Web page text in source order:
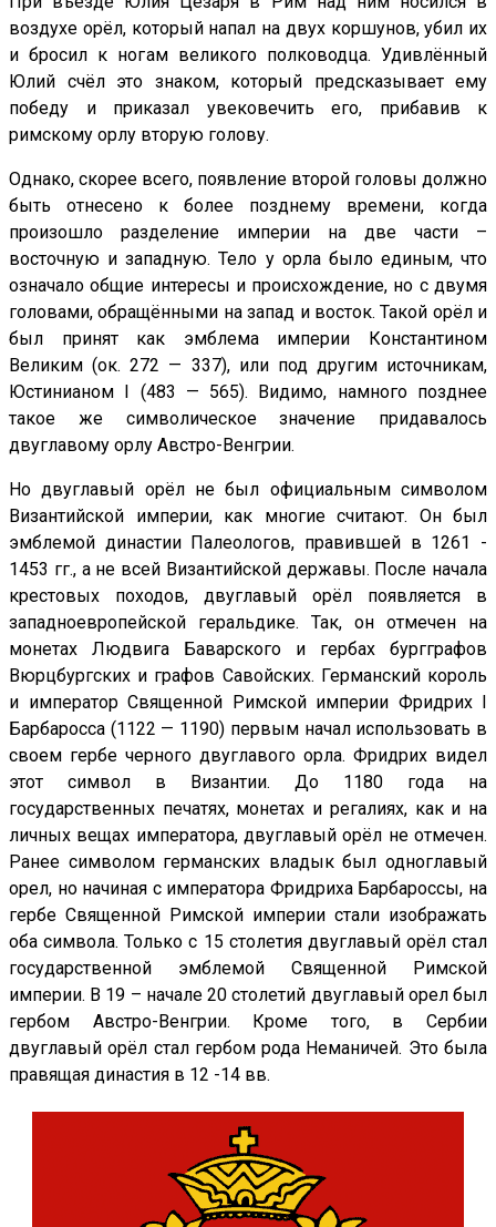
воздухе орёл, который напал на двух коршунов, убил их
и бросил к ногам великого полководца. Удивлённый
Юлий счёл это знаком, который предсказывает ему
победу и приказал увековечить его, прибавив к
римскому орлу вторую голову.
Однако, скорее всего, появление второй головы должно
быть отнесено к более позднему времени, когда
произошло разделение империи на две части –
восточную и западную. Тело у орла было единым, что
означало общие интересы и происхождение, но с двумя
головами, обращёнными на запад и восток. Такой орёл и
был принят как эмблема империи Константином
Великим (ок. 272 — 337), или под другим источникам,
Юстинианом I (483 — 565). Видимо, намного позднее
такое же символическое значение придавалось
двуглавому орлу Австро-Венгрии.
Но двуглавый орёл не был официальным символом
Византийской империи, как многие считают. Он был
эмблемой династии Палеологов, правившей в 1261 -
1453 гг., а не всей Византийской державы. После начала
крестовых походов, двуглавый орёл появляется в
западноевропейской геральдике. Так, он отмечен на
монетах Людвига Баварского и гербах бургграфов
Вюрцбургских и графов Савойских. Германский король
и император Священной Римской империи Фридрих I
Барбаросса (1122 — 1190) первым начал использовать в
своем гербе черного двуглавого орла. Фридрих видел
этот символ в Византии. До 1180 года на
государственных печатях, монетах и регалиях, как и на
личных вещах императора, двуглавый орёл не отмечен.
Ранее символом германских владык был одноглавый
орел, но начиная с императора Фридриха Барбароссы, на
гербе Священной Римской империи стали изображать
оба символа. Только с 15 столетия двуглавый орёл стал
государственной эмблемой Священной Римской
империи. В 19 – начале 20 столетий двуглавый орел был
гербом Австро-Венгрии. Кроме того, в Сербии
двуглавый орёл стал гербом рода Неманичей. Это была
правящая династия в 12 -14 вв.